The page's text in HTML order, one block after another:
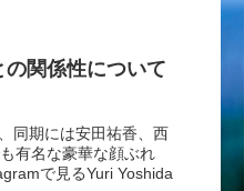
関係性について
同期には安田祐香、西
有名な豪華な顔ぶれ
で見るYuri Yoshida